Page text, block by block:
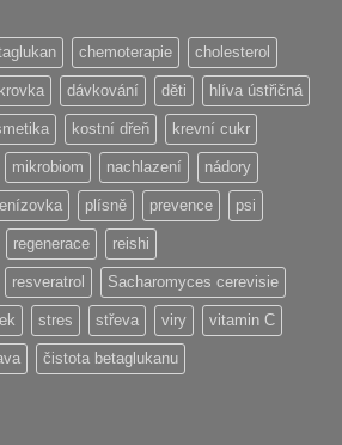
chemoterapie cholesterol
dávkování děti hlíva ústřičná
kostní dřeň krevní cukr
mikrobiom nachlazení nádory
plísně prevence psi
regenerace reishi
resveratrol Sacharomyces cerevisie
stres střeva viry vitamin C
čistota betaglukanu